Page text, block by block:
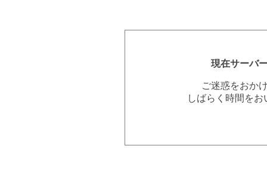
現在サーバ
ご迷惑をおか
しばらく時間を